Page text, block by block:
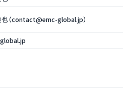
（contact@emc-global.jp）